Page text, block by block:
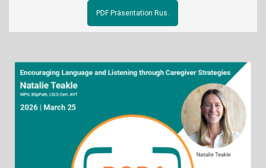
PDF Präsentation Rus.